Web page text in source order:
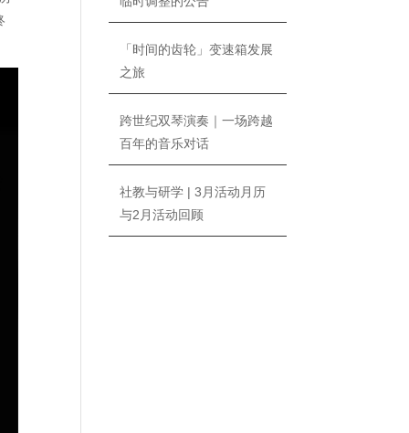
「时间的齿轮」变速箱发展
之旅
跨世纪双琴演奏｜一场跨越
百年的音乐对话
社教与研学 | 3月活动月历
与2月活动回顾